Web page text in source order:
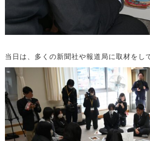
当日は、多くの新聞社や報道局に取材をし